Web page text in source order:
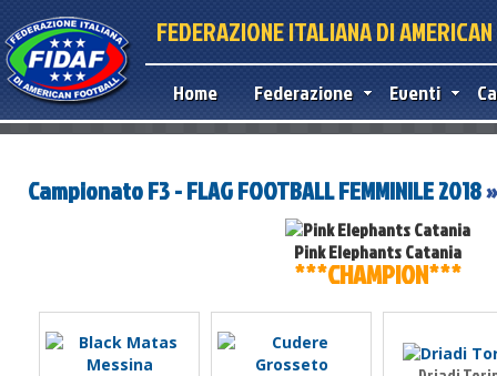
FEDERAZIONE ITALIANA DI
Home Federazione Eventi
Campionato F3 - FLAG FOOTBALL FEMMINILE 2018
Pink Elephants Catania
***CHAMPION***